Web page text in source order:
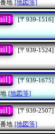
地 [地図等]
[〒939-1516]
[〒939-1524]
[〒939-1675]
[地図等]
[〒939-2507]
地 [地図等]